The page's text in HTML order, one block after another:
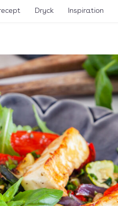
Dryck Inspiration